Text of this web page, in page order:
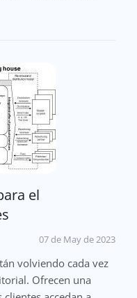
el
07 de May de 2023
volviendo cada vez
Ofrecen una